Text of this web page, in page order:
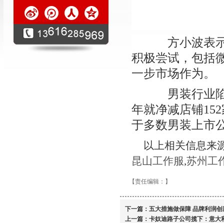
方小波表示
积极尝试，包括
一步市场作为。
男装行业陷
年就净减店铺
于多数男装上市
以上相关信息来
昆山工作服,苏州工
【责任编辑： 】
下一篇： 五大措施做保障 品牌利润创
上一篇： 卡奴迪路子公司揽下：意大